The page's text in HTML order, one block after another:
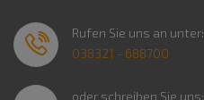
Rufen Sie uns an unter:
038321 - 688700
oder schreiben Sie uns: